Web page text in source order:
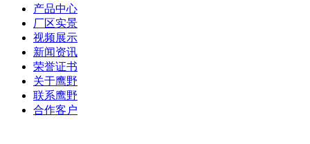
产品中心
厂区实景
视频展示
新闻资讯
荣誉证书
关于鹰野
联系鹰野
合作客户